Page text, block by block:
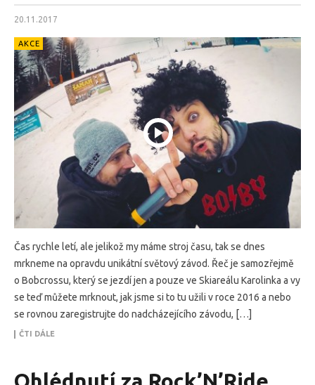
20.11.2017
AKCE
Čas rychle letí, ale jelikož my máme stroj času, tak se dnes
mrkneme na opravdu unikátní světový závod. Řeč je samozřejmě
o Bobcrossu, který se jezdí jen a pouze ve Skiareálu Karolinka a vy
se teď můžete mrknout, jak jsme si to tu užili v roce 2016 a nebo
se rovnou zaregistrujte do nadcházejícího závodu, […]
ČTI DÁLE